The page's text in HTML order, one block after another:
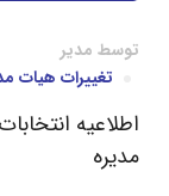
توسط مدیر
تغییرات هیات
اطلاعیه
مدیره